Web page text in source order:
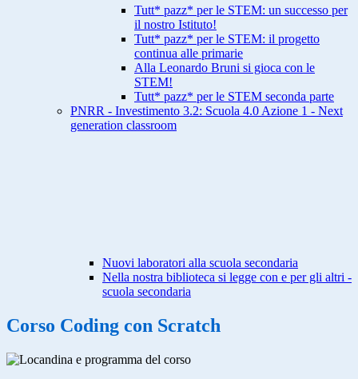
Tutt* pazz* per le STEM: un successo per
il nostro Istituto!
Tutt* pazz* per le STEM: il progetto
continua alle primarie
Alla Leonardo Bruni si gioca con le
STEM!
Tutt* pazz* per le STEM seconda parte
PNRR - Investimento 3.2: Scuola 4.0 Azione 1 - Next
generation classroom
Nuovi laboratori alla scuola secondaria
Nella nostra biblioteca si legge con e per gli altri -
scuola secondaria
Corso Coding con Scratch